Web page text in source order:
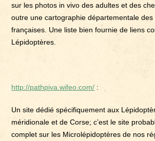
sur les photos in vivo des adultes et des
outre une cartographie départementale des
françaises. Une liste bien fournie de liens
Lépidoptères.
http://pathpiva.wifeo.com/ :
Un site dédié spécifiquement aux
méridionale et de Corse; c’est le site
complet sur les Microlépidoptères de nos